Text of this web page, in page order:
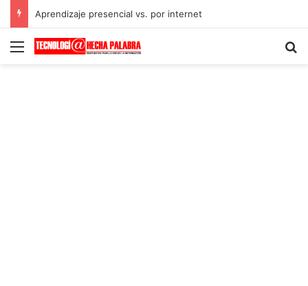
Aprendizaje presencial vs. por internet
Menú